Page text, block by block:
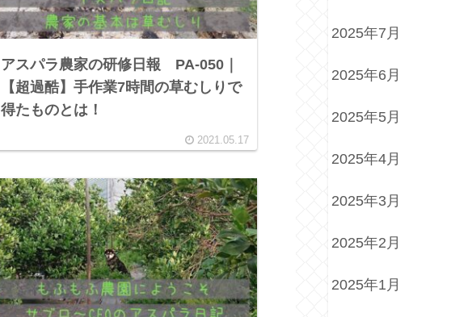
アスパラ農家の研修日報 PA-050｜
【超過酷】手作業7時間の草むしりで
得たものとは！
2021.05.17
2025年7月
2025年6月
2025年5月
2025年4月
2025年3月
2025年2月
2025年1月